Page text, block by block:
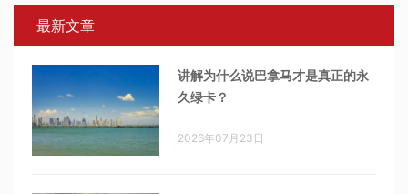
最新文章
讲解为什么说巴拿马才是真正的永
久绿卡？
2026年07月23日